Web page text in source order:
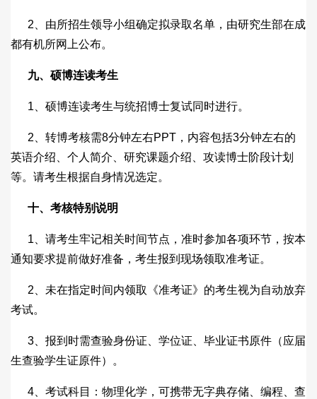
2、由所招生领导小组确定拟录取名单，由研究生部在成
都有机所网上公布。
九、硕博连读考生
1、硕博连读考生与统招博士复试同时进行。
2、转博考核需8分钟左右PPT，内容包括3分钟左右的
英语介绍、个人简介、研究课题介绍、攻读博士阶段计划
等。请考生根据自身情况选定。
十、考核特别说明
1、请考生牢记相关时间节点，准时参加各项环节，按本
通知要求提前做好准备，考生报到现场领取准考证。
2、未在指定时间内领取《准考证》的考生视为自动放弃
考试。
3、报到时需查验身份证、学位证、毕业证书原件（应届
生查验学生证原件）。
4、考试科目：物理化学，可携带无字典存储、编程、查